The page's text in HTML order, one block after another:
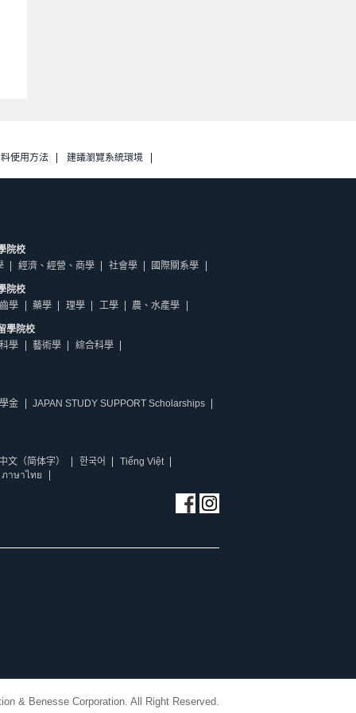
使用方法 建議瀏覽系統環境
院校
經濟、經營、商學 社會學 國際關系學
院校
學
藥學 理學 工學 農、水產學
學院校
學
藝術學 綜合科學
金 JAPAN STUDY SUPPORT Scholarships
文（简体字） 한국어
Tiếng Việt
ภาษาไทย
& Benesse Corporation. All Right Reserved.